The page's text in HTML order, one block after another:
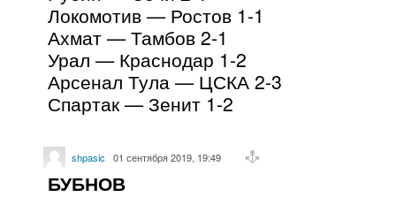
Локомотив — Ростов 1-1
Ахмат — Тамбов 2-1
Урал — Краснодар 1-2
Арсенал Тула — ЦСКА 2-3
Спартак — Зенит 1-2
shpasic 01 сентября 2019, 19:49
БУБНОВ